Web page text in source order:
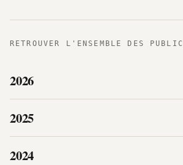
RETROUVER L'ENSEMBLE DES
2026
2025
2024